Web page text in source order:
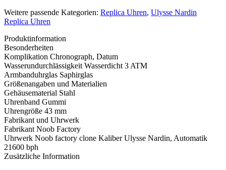
Weitere passende Kategorien: Replica Uhren, Ulysse Nardin
Replica Uhren
Produktinformation
Besonderheiten
Komplikation Chronograph, Datum
Wasserundurchlässigkeit Wasserdicht 3 ATM
Armbanduhrglas Saphirglas
Größenangaben und Materialien
Gehäusematerial Stahl
Uhrenband Gummi
Uhrengröße 43 mm
Fabrikant und Uhrwerk
Fabrikant Noob Factory
Uhrwerk Noob factory clone Kaliber Ulysse Nardin, Automatik
21600 bph
Zusätzliche Information